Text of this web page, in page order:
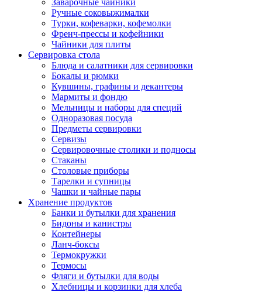
Заварочные чайники
Ручные соковыжималки
Турки, кофеварки, кофемолки
Френч-прессы и кофейники
Чайники для плиты
Сервировка стола
Блюда и салатники для сервировки
Бокалы и рюмки
Кувшины, графины и декантеры
Мармиты и фондю
Мельницы и наборы для специй
Одноразовая посуда
Предметы сервировки
Сервизы
Сервировочные столики и подносы
Стаканы
Столовые приборы
Тарелки и супницы
Чашки и чайные пары
Хранение продуктов
Банки и бутылки для хранения
Бидоны и канистры
Контейнеры
Ланч-боксы
Термокружки
Термосы
Фляги и бутылки для воды
Хлебницы и корзинки для хлеба